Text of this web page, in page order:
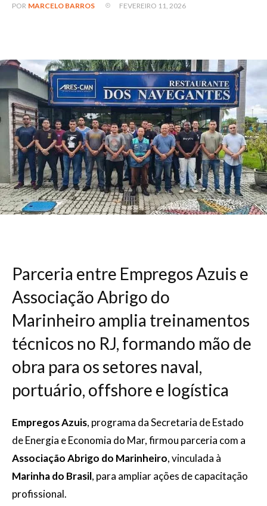
POR MARCELO BARROS FEVEREIRO 11, 2026
Parceria entre Empregos Azuis e
Associação Abrigo do
Marinheiro amplia treinamentos
técnicos no RJ, formando mão de
obra para os setores naval,
portuário, offshore e logística
Empregos Azuis, programa da Secretaria de Estado
de Energia e Economia do Mar, firmou parceria com a
Associação Abrigo do Marinheiro, vinculada à
Marinha do Brasil, para ampliar ações de capacitação
profissional.